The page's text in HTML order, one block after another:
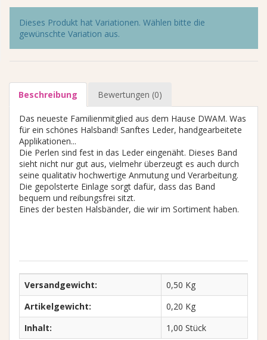
Dieses Produkt hat Variationen. Wählen bitte die
gewünschte Variation aus.
Beschreibung Bewertungen (0)
Das neueste Familienmitglied aus dem Hause DWAM. Was
für ein schönes Halsband! Sanftes Leder, handgearbeitete
Applikationen...
Die Perlen sind fest in das Leder eingenäht. Dieses Band
sieht nicht nur gut aus, vielmehr überzeugt es auch durch
seine qualitativ hochwertige Anmutung und Verarbeitung.
Die gepolsterte Einlage sorgt dafür, dass das Band
bequem und reibungsfrei sitzt.
Eines der besten Halsbänder, die wir im Sortiment haben.
Versandgewicht:
0,50 Kg
Artikelgewicht:
0,20 Kg
Inhalt:
1,00 Stück